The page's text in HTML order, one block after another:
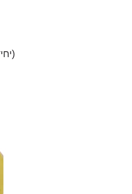
הדפסת CMYK מנשא קרטון בקבוק 6 חבילות (MOQ 1000 יחידות)